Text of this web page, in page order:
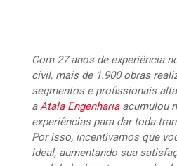
——
Com 27 anos de experiência
civil, mais de 1.900 obras
segmentos e profissionais
aAtala Engenhariaacumulou
experiências para dar toda
Por isso, incentivamos que
ideal, aumentando sua